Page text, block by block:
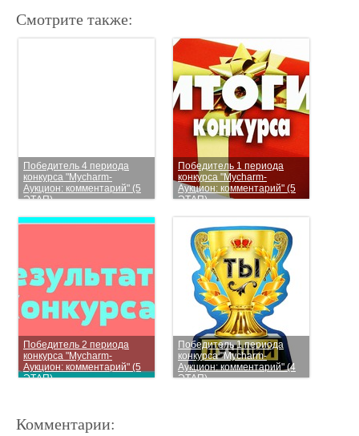
Смотрите также:
Победитель 4 периода
конкурса "Mycharm-
Аукцион: комментарий" (5
ЭТАП)
Победитель 1 периода
конкурса "Mycharm-
Аукцион: комментарий" (5
ЭТАП)
Победитель 2 периода
конкурса "Mycharm-
Аукцион: комментарий" (5
ЭТАП)
Победитель 1 периода
конкурса "Mycharm-
Аукцион: комментарий" (4
ЭТАП)
Комментарии: